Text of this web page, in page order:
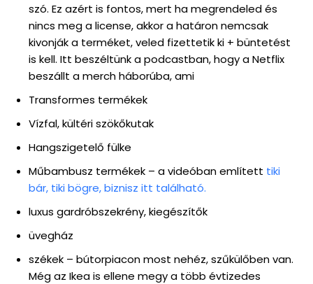
szó. Ez azért is fontos, mert ha megrendeled és
nincs meg a license, akkor a határon nemcsak
kivonják a terméket, veled fizettetik ki + büntetést
is kell. Itt beszéltünk a podcastban, hogy a Netflix
beszállt a merch háborúba, ami
Transformes termékek
Vízfal, kültéri szökőkutak
Hangszigetelő fülke
Műbambusz termékek – a videóban említett tiki
bár, tiki bögre, biznisz itt található.
luxus gardróbszekrény, kiegészítők
üvegház
székek – bútorpiacon most nehéz, szűkülőben van.
Még az Ikea is ellene megy a több évtizedes